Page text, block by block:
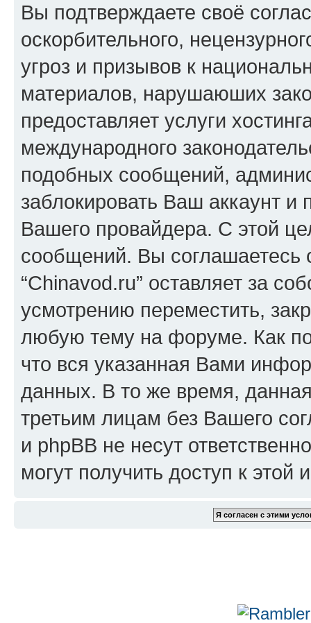
Вы подтверждаете своё
оскорбительного,
угроз и призывов к
материалов, нарушаюших
предоставляет услуги
международного
подобных сообщений,
заблокировать Ваш аккаунт и
Вашего провайдера. С этой
сообщений. Вы соглашаетесь
“Chinavod.ru” оставляет за
усмотрению переместить,
любую тему на форуме. Как
что вся указанная Вами
данных. В то же время,
третьим лицам без Вашего
и phpBB не несут
могут получить доступ к